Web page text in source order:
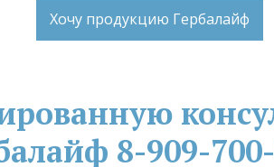
Хочу продукцию Гербалайф
8-909-